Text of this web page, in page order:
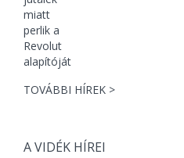
TOVÁBBI HÍREK >
A VIDÉK HÍREI